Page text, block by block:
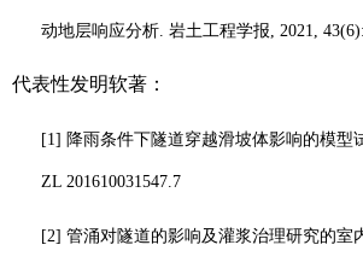
动地层响应分析. 岩土工程学报, 2021,
代表性发明软著：
[1] 降雨条件下隧道穿越滑坡体影响的模型
ZL 201610031547.7
[2] 管涌对隧道的影响及灌浆治理研究的室